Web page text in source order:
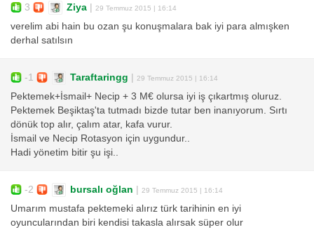
3 Ziya 29 Temmuz 2015 | 16:14
verelim abi hain bu ozan şu konuşmalara bak iyi para almışken
derhal satılsın
-1 Taraftaringg 29 Temmuz 2015 | 16:14
Pektemek+İsmail+ Necip + 3 M€ olursa iyi iş çıkartmış oluruz.
Pektemek Beşiktaş'ta tutmadı bizde tutar ben inanıyorum. Sırtı
dönük top alır, çalım atar, kafa vurur.
İsmail ve Necip Rotasyon için uygundur..
Hadi yönetim bitir şu işi..
-2 bursalı oğlan 29 Temmuz 2015 | 16:14
Umarım mustafa pektemeki alırız türk tarihinin en iyi
oyuncularından biri kendisi takasla alırsak süper olur